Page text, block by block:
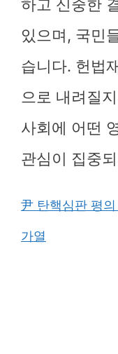
하고 신중한
있으며, 국민
습니다. 헌법
으로 내려질
사회에 어떤
관심이 집중
尹 탄핵심판 평
가열